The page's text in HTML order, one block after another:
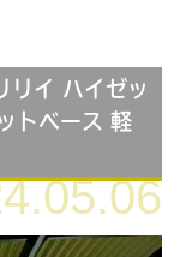
リイ ハイゼッ
トベース 軽